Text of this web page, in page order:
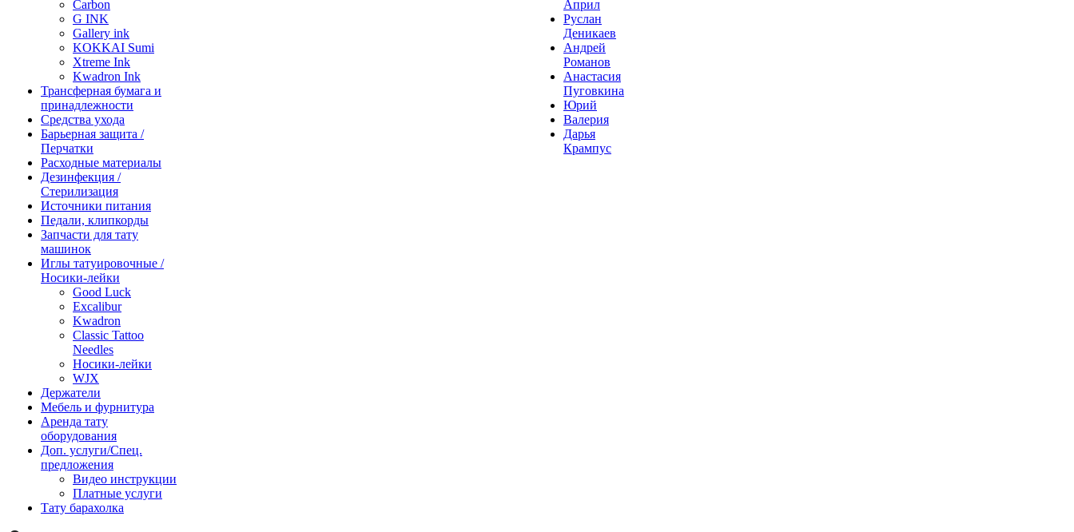
Carbon
G INK
Gallery ink
KOKKAI Sumi
Xtreme Ink
Kwadron Ink
Трансферная бумага и
принадлежности
Средства ухода
Барьерная защита /
Перчатки
Расходные материалы
Дезинфекция /
Стерилизация
Источники питания
Педали, клипкорды
Запчасти для тату
машинок
Иглы татуировочные /
Носики-лейки
Good Luck
Excalibur
Kwadron
Classic Tattoo
Needles
Носики-лейки
WJX
Держатели
Мебель и фурнитура
Аренда тату
оборудования
Доп. услуги/Спец.
предложения
Видео инструкции
Платные услуги
Тату барахолка
Април
Руслан
Деникаев
Андрей
Романов
Анастасия
Пуговкина
Юрий
Валерия
Дарья
Крампус